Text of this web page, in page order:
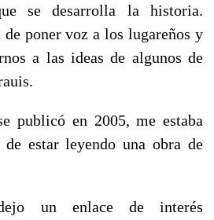
se desarrolla la historia.
de poner voz a los lugareños y
a las ideas de algunos de
publicó en 2005, me estaba
de estar leyendo una obra de
un enlace de interés